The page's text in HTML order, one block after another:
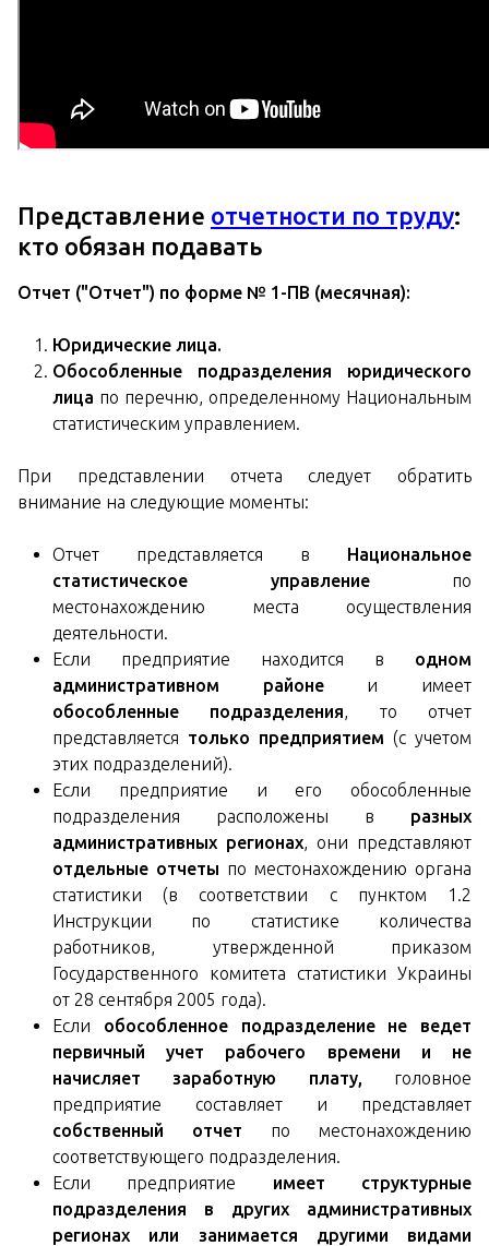
Представление отчетности по труду:
кто обязан подавать
Отчет ("Отчет") по форме № 1-ПВ (месячная):
Юридические лица.
Обособленные подразделения юридического
лица по перечню, определенному Национальным
статистическим управлением.
При представлении отчета следует обратить
внимание на следующие моменты:
Отчет представляется в Национальное
статистическое управлениепо
местонахождению места осуществления
деятельности.
Если предприятие находится в одном
административном районеи имеет
обособленные подразделения, то отчет
представляется только предприятием (с учетом
этих подразделений).
Если предприятие и его обособленные
подразделения расположены в разных
административных регионах, они представляют
отдельные отчеты по местонахождению органа
статистики (в соответствии с пунктом 1.2
Инструкции по статистике количества
работников, утвержденной приказом
Государственного комитета статистики Украины
от 28 сентября 2005 года).
Если обособленное подразделение не ведет
первичный учет рабочего времени и не
начисляет заработную плату, головное
предприятие составляет и представляет
собственный отчет по местонахождению
соответствующего подразделения.
Если предприятие имеет структурные
подразделения в других административных
регионах или занимается другими видами